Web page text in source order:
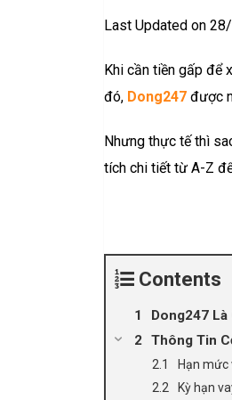
Last Updated on
Khi cần tiền gấp để
đó, Dong247 được
Nhưng thực tế thì
tích chi tiết từ A-Z
Contents
Dong247 Là
Thông Tin
Hạn mức
Kỳ hạn